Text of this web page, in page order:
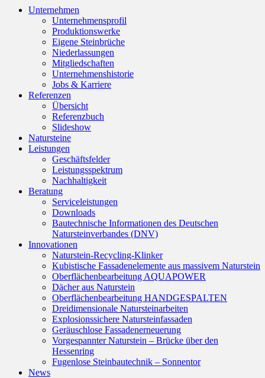
Unternehmen
Unternehmensprofil
Produktionswerke
Eigene Steinbrüche
Niederlassungen
Mitgliedschaften
Unternehmenshistorie
Jobs & Karriere
Referenzen
Übersicht
Referenzbuch
Slideshow
Natursteine
Leistungen
Geschäftsfelder
Leistungsspektrum
Nachhaltigkeit
Beratung
Serviceleistungen
Downloads
Bautechnische Informationen des Deutschen
Natursteinverbandes (DNV)
Innovationen
Naturstein-Recycling-Klinker
Kubistische Fassadenelemente aus massivem Naturstein
Oberflächenbearbeitung AQUAPOWER
Dächer aus Naturstein
Oberflächenbearbeitung HANDGESPALTEN
Dreidimensionale Natursteinarbeiten
Explosionssichere Natursteinfassaden
Geräuschlose Fassadenerneuerung
Vorgespannter Naturstein – Brücke über den
Hessenring
Fugenlose Steinbautechnik – Sonnentor
News